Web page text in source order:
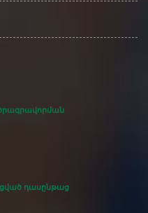
դասընթաց